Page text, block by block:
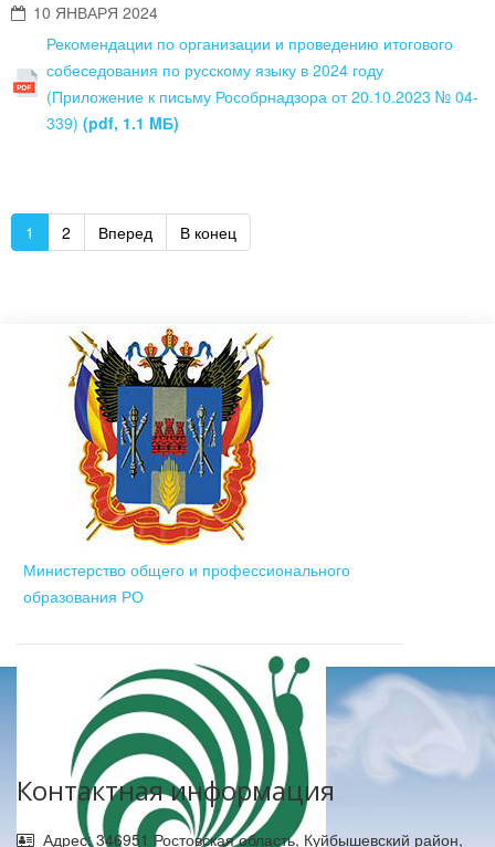
10 ЯНВАРЯ 2024
Рекомендации по организации и проведению итогового
собеседования по русскому языку в 2024 году
(Приложение к письму Рособрнадзора от 20.10.2023 № 04-
339) (pdf, 1.1 MБ)
1 2 Вперед В конец
Министерство общего и профессионального
образования РО
Контактная информация
Адрес: 346951 Ростовская область, Куйбышевский район,